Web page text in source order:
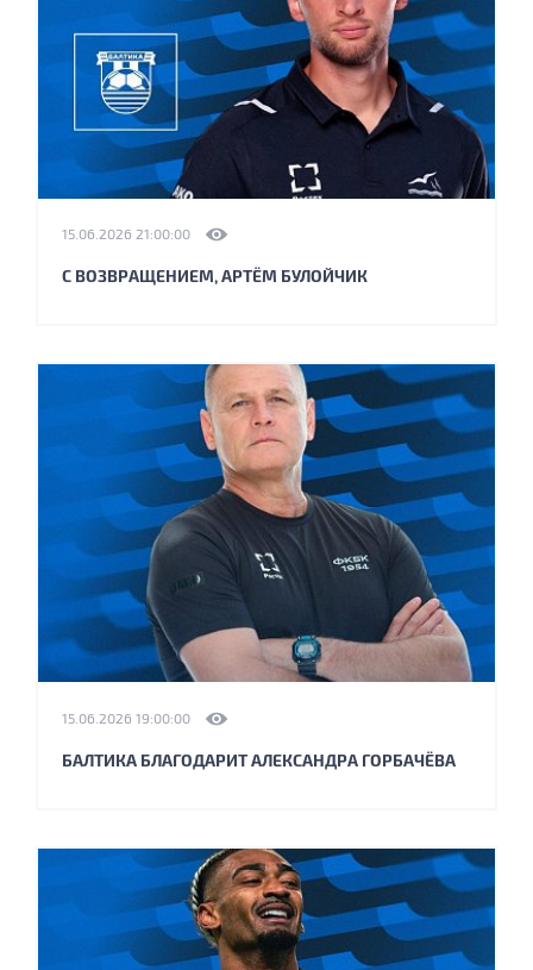
15.06.2026 21:00:00
С ВОЗВРАЩЕНИЕМ, АРТЁМ БУЛОЙЧИК
15.06.2026 19:00:00
БАЛТИКА БЛАГОДАРИТ АЛЕКСАНДРА ГОРБАЧЁВА